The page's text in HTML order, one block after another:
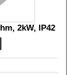
2kW, IP42